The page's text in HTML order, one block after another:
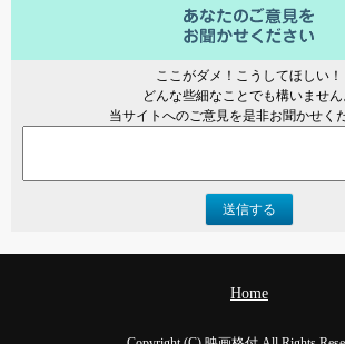
ここがダメ！こうしてほしい！
どんな些細なことでも構いません
当サイトへのご意見を是非お聞かせく
送信する
Home